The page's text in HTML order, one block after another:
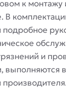
к монтажу
В
подробное
и
выполняются